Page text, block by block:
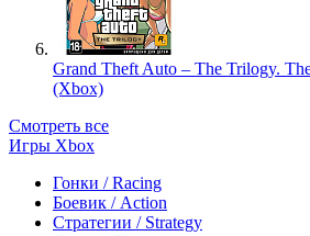
Grand Theft Auto – The Trilogy.
(Xbox)
Смотреть все
Игры Xbox
Гонки / Racing
Боевик / Action
Стратегии / Strategy